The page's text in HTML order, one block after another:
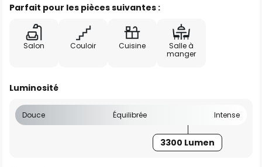
Parfait pour les pièces suivantes :
Salon Couloir Cuisine
Salle à
manger
Luminosité
Douce Équilibrée Intense
3300 Lumen